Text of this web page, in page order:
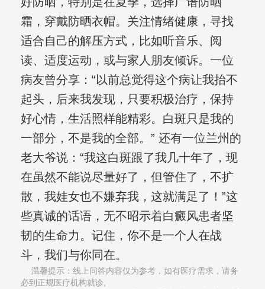
霜，穿戴防晒衣帽。关注情绪健康，寻找
适合自己的解压方式，比如听音乐、阅
读、适度运动，或与家人朋友倾诉。一位
病友曾分享：“以前总觉得这个病让我抬不
起头，后来我发现，只要积极治疗，保持
好心情，生活照样能精彩。白斑只是我的
一部分，不是我的全部。” 还有一位兰州的
老大爷说：“我这白斑跟了我几十年了，现
在虽然不能说尽量好了，但管住了，不扩
散，我娃女也不嫌弃我，这就满足了！”这
些真诚的话语，无不昭示着白癜风患者坚
韧的生命力。记住，你不是一个人在战
斗，我们与你同在。
温馨提示：线上问答内容仅为参考，如有医疗需求，请务
必到正规医疗机构就诊,